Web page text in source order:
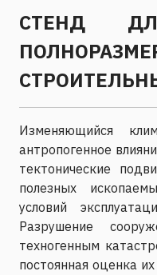
СТЕНД
Изменяющийся
антропогенное
тектонические
полезных
условий
Разрушение
техногенным
постоянная оценка